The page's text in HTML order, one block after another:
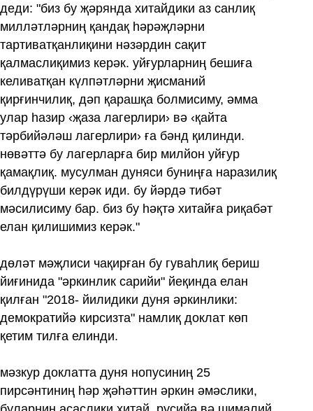
деди: "биз бу җәрянда хитайдики аз санлиқ
милләтләрниң қандақ һәрәҗләрни
тартиватқанлиқини нәзәрдин сақит
қалмаслиқимиз керәк. уйғурларниң бешиға
келиватқан күлпәтләрни җисманий
қирғинчилиқ, дәп қарашқа болмисиму, әмма
улар һазир ‹җаза лагерлири› вә ‹қайта
тәрбийәләш лагерлири› ға бәнд қилинди.
нөвәттә бу лагерларға бир милйон уйғур
қамақлиқ. мусулман дуняси буниңға наразилиқ
билдүрүши керәк иди. бу йәрдә тибәт
мәсилисиму бар. биз бу һәқтә хитайға риқабәт
елан қилишимиз керәк."
дөләт мәҗлиси чақирған бу гуваһлиқ бериш
йиғинида "әркинлик сарийи" йеқинда елан
қилған "2018- йилидики дуня әркинлики:
демократийә кирсизта" намлиқ доклат көп
қетим тилға елинди.
мәзкур доклатта дуня нопусиниң 25
пирсәнтиниң һәр җәһәттин әркин әмәслики,